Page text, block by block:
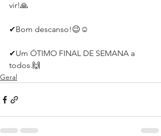
vir!⁣⁣🙏
✔Bom descanso!⁣😉☺
✔Um ÓTIMO FINAL DE SEMANA a
todos.🙌
Geral